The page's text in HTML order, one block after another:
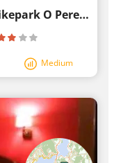
Nocturna Perrera - Samieira - bikepark O Pereiro - Fervenzas
Medium